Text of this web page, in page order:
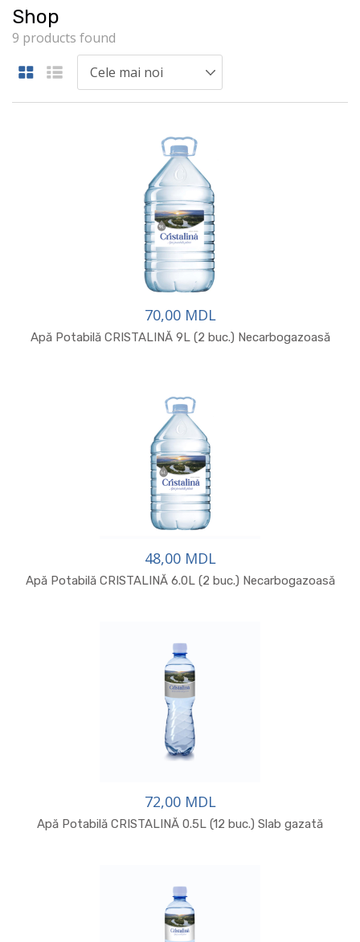
Shop
9 products found
70,00 MDL
Apă Potabilă CRISTALINĂ 9L (2 buc.) Necarbogazoasă
48,00 MDL
Apă Potabilă CRISTALINĂ 6.0L (2 buc.) Necarbogazoasă
72,00 MDL
Apă Potabilă CRISTALINĂ 0.5L (12 buc.) Slab gazată